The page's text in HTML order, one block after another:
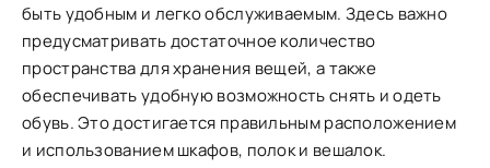
быть удобным и легко обслуживаемым. Здесь важно
предусматривать достаточное количество
пространства для хранения вещей, а также
обеспечивать удобную возможность снять и одеть
обувь. Это достигается правильным расположением
и использованием шкафов, полок и вешалок.